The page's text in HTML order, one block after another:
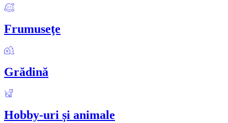
Frumuseţe
Grădină
Hobby-uri și animale